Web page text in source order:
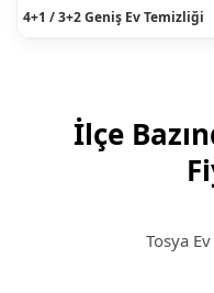
4+1 / 3+2 Geniş Ev Temizliği
İlçe
Tosya